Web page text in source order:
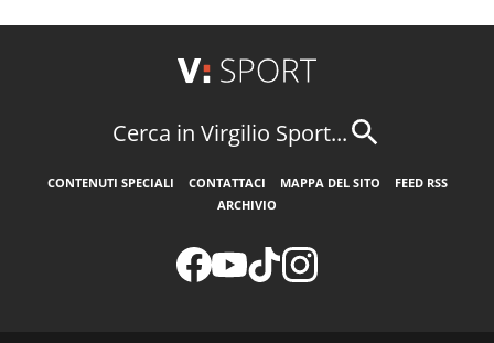
Cerca in Virgilio Sport...
CONTENUTI SPECIALI CONTATTACI MAPPA DEL SITO
FEED RSS
ARCHIVIO